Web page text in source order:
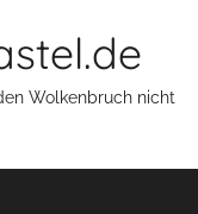
Wolkenbruch nicht